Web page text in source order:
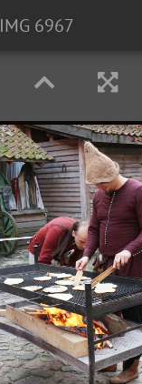
IMG 6967